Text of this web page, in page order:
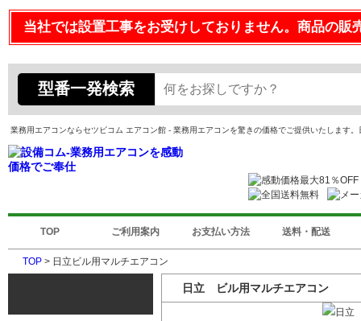
当社では設置工事をお受けしておりません。商品の
型番一発検索
業務用エアコンならセツビコム エアコン館 - 業務用エアコンを驚きの価格でご提供いたします
TOP ご利用案内 お支払い方法 送料・配送
TOP > 日立ビル用マルチエアコン
日立 ビル用マルチエアコン